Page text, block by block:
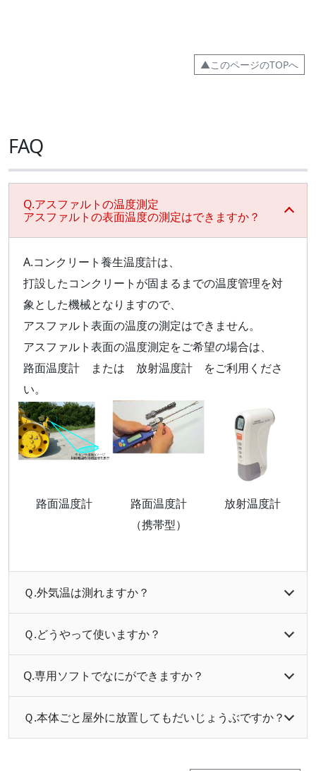
▲このページのTOPへ
FAQ
Q.アスファルトの温度測定
アスファルトの表面温度の測定はできますか？
A.コンクリート養生温度計は、
打設したコンクリートが固まるまでの温度管理を対
象とした機械となりますので、
アスファルト表面の温度の測定はできません。
アスファルト表面の温度測定をご希望の場合は、
路面温度計 または 放射温度計 をご利用くださ
い。
路面温度計
路面温度計
（携帯型）
放射温度計
Ｑ.外気温は測れますか？
Ｑ.どうやって使いますか？
Q.専用ソフトでなにができますか？
Ｑ.本体ごと屋外に放置してもだいじょうぶですか？